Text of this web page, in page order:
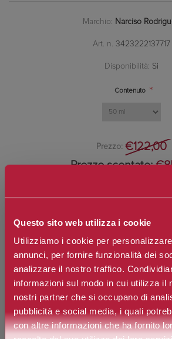
Questo sito web utilizza i cookie
Utilizziamo i cookie per
annunci, per fornire funzionalità dei
analizzare il nostro traffico.
informazioni sul modo in cui utilizza il
nostri partner che si occupano di
pubblicità e social media, i quali
con altre informazioni che ha fornito
Marchio: Narciso
Art. n. 3423222137717
Disponibilità: Si
Contenuto *
Prezzo: €122,00
Prezzo scontato:
Ottieni 0 punti Camilleri Fidelity Card -
Si tratta della prima recensione per